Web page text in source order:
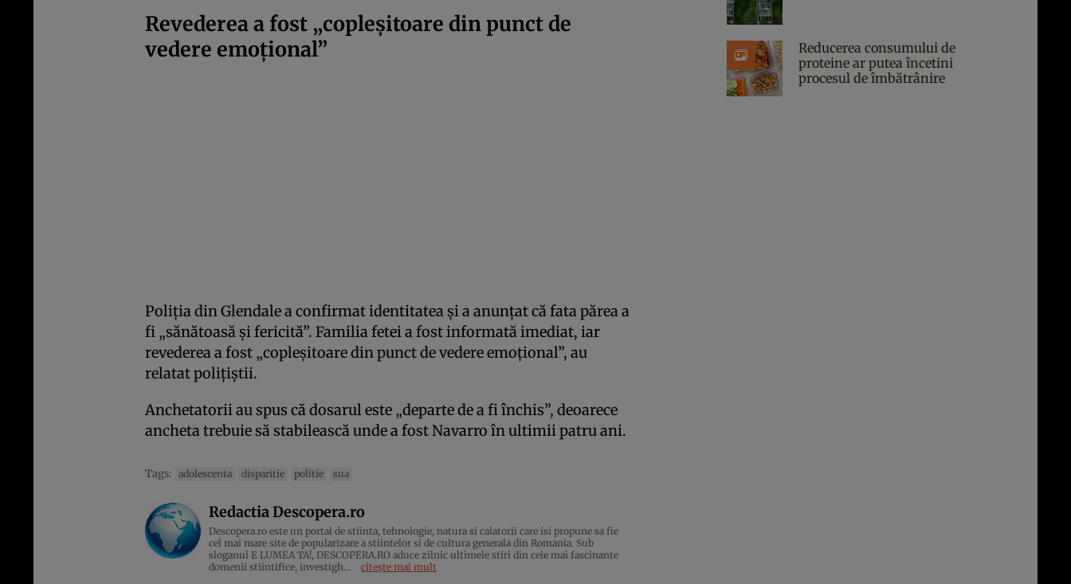
Revederea a fost „copleșitoare din punct de
vedere emoțional”
Poliția din Glendale a confirmat identitatea și a anunțat că fata părea a
fi „sănătoasă și fericită”. Familia fetei a fost informată imediat, iar
revederea a fost „copleșitoare din punct de vedere emoțional”, au
relatat polițiștii.
Anchetatorii au spus că dosarul este „departe de a fi închis”, deoarece
ancheta trebuie să stabilească unde a fost Navarro în ultimii patru ani.
Tags: adolescenta disparitie politie sua
Redactia Descopera.ro
Descopera.ro este un portal de stiinta, tehnologie, natura si calatorii care isi propune sa fie
cel mai mare site de popularizare a stiintelor si de cultura generala din Romania. Sub
sloganul E LUMEA TA!, DESCOPERA.RO aduce zilnic ultimele stiri din cele mai fascinante
domenii stiintifice, investigh...
citește mai mult
Reducerea consumului de
proteine ar putea încetini
procesul de îmbătrânire